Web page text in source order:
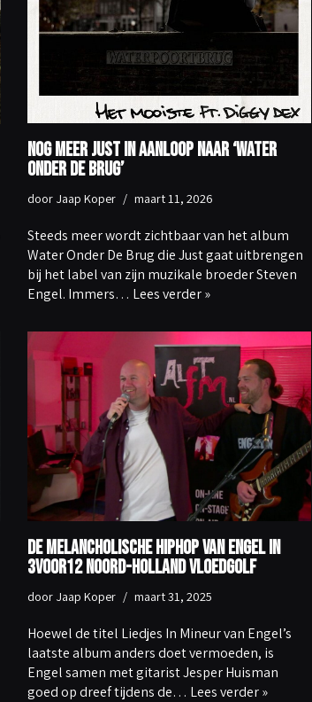
Nog meer Just in aanloop naar ‘Water
Onder De Brug’
door Jaap Koper maart 11, 2026
Steeds meer wordt zichtbaar van het album
Water Onder De Brug die Just gaat uitbrengen
bij het label van zijn muzikale broeder Steven
Engel. Immers… Lees verder »
De melancholische hiphop van Engel in
3voor12 Noord-Holland Vloedgolf
door Jaap Koper maart 31, 2025
Hoewel de titel Liedjes In Mineur van Engel’s
laatste album anders doet vermoeden, is
Engel samen met gitarist Jesper Huisman
goed op dreef tijdens de… Lees verder »